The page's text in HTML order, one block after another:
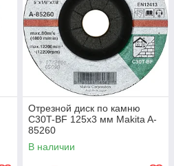
Отрезной диск по камню
C30T-BF 125x3 мм Makita A-
85260
В наличии